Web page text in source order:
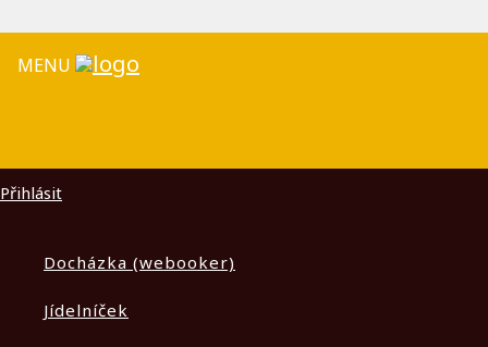
MENU
Přihlásit
Docházka (webooker)
Jídelníček